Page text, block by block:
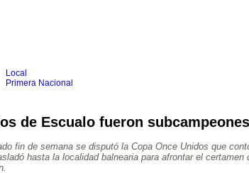
Local
Primera Nacional
de Escualo fueron
fin de semana se disputó la Copa Once Unidos que
hasta la localidad balnearia para afrontar el